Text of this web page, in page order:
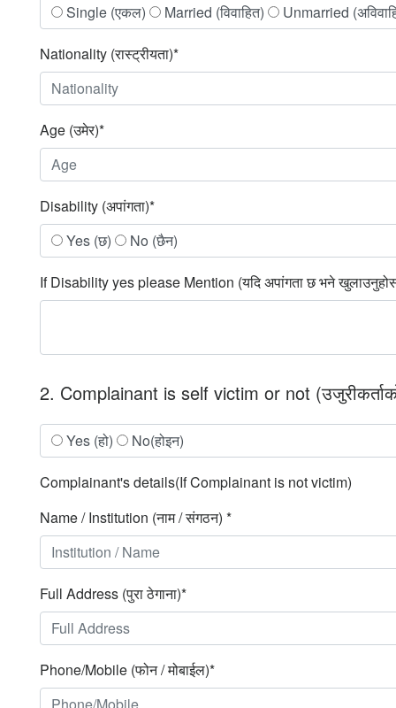
Single (एकल)
Married (विवाहित) Unmarried
Nationality (रास्ट्रीयता)*
Age (उमेर)*
Disability (अपांगता)*
Yes (छ)
No (छैन)
If Disability yes please Mention (यदि अपांगता छ भने
2. Complainant is self victim or not (उजुरीकर्ताको
Yes (हो) No(होइन)
Complainant's details(If Complainant is not victim)
Name / Institution (नाम / संगठन) *
Full Address (पुरा ठेगाना)*
Phone/Mobile (फोन / मोबाईल)*